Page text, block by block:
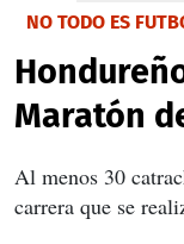
NO TODO ES
Maratón
Al menos 30
carrera que se